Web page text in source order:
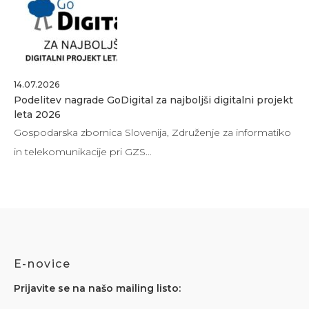
14.07.2026
Podelitev nagrade GoDigital za najboljši digitalni projekt
leta 2026
Gospodarska zbornica Slovenija, Združenje za informatiko
in telekomunikacije pri GZS…
E-novice
Prijavite se na našo mailing listo: